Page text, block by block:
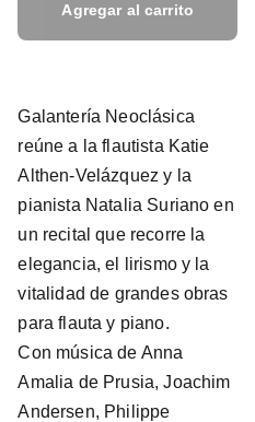
Agregar al carrito
Galantería Neoclásica
reúne a la flautista Katie
Althen-Velázquez y la
pianista Natalia Suriano en
un recital que recorre la
elegancia, el lirismo y la
vitalidad de grandes obras
para flauta y piano.
Con música de Anna
Amalia de Prusia, Joachim
Andersen, Philippe